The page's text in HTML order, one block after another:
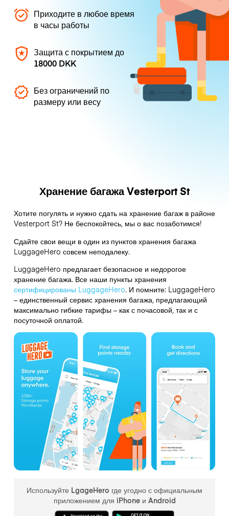
Приходите в любое время
в часы работы
Защита с покрытием до
18000 DKK
Без ограничений по
размеру или весу
Хранение багажа Vesterport St
Хотите погулять и нужно сдать на хранение багаж в районе
Vesterport St? Не беспокойтесь, мы о вас позаботимся!
Сдайте свои вещи в один из пунктов хранения багажа
LuggageHero совсем неподалеку.
LuggageHero предлагает безопасное и недорогое
хранение багажа. Все наши пункты хранения
сертифицированы LuggageHero. И помните: LuggageHero
– единственный сервис хранения багажа, предлагающий
максимально гибкие тарифы – как с почасовой, так и с
посуточной оплатой.
Используйте LgageHero где угодно с официальным
приложением для iPhone и Android